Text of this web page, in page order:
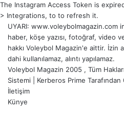
The Instagram Access Token is
> Integrations, to to refresh it.
UYARI: www.voleybolmagazin.com
haber, köşe yazısı, fotoğraf, video
hakkı Voleybol Magazin'e aittir. İzin
dahi kullanılamaz, alıntı yapılamaz.
Voleybol Magazin 2005 , Tüm
Sistemi
Kerberos Prime Tarafından
İletişim
Künye